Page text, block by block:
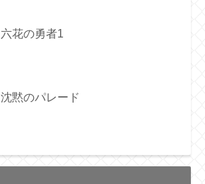
六花の勇者1
沈黙のパレード